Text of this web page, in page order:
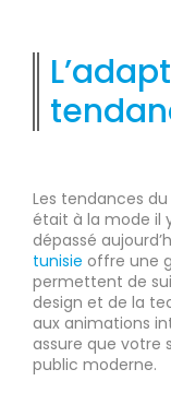
Les tendances
était à la mode il
dépassé
tunisie offre une
permettent de
design et de la
aux animations
assure que votre
public moderne.